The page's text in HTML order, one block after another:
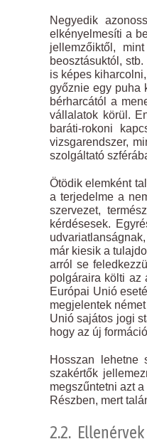
Negyedik
elkényelmesíti a
jellemzőiktől,
beosztásuktól,
is képes
győznie egy puha
bérharcától a
vállalatok körül.
baráti-rokoni
vizsgarendszer,
szolgáltató
Ötödik elemként
a terjedelme a
szervezet,
kérdésesek.
már kiesik a
arról se
polgáraira költi az
Európai Unió
megjelentek
Unió sajátos jogi
hogy az új
Hosszan lehetne
szakértők
megszűntetni azt
Részben, mert
2.2.